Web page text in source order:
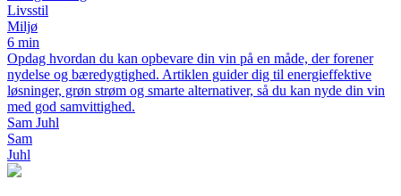
Livsstil
Miljø
6 min
Opdag hvordan du kan opbevare din vin på en måde, der forener
nydelse og bæredygtighed. Artiklen guider dig til energieffektive
løsninger, grøn strøm og smarte alternativer, så du kan nyde din vin
med god samvittighed.
Sam Juhl
Sam
Juhl